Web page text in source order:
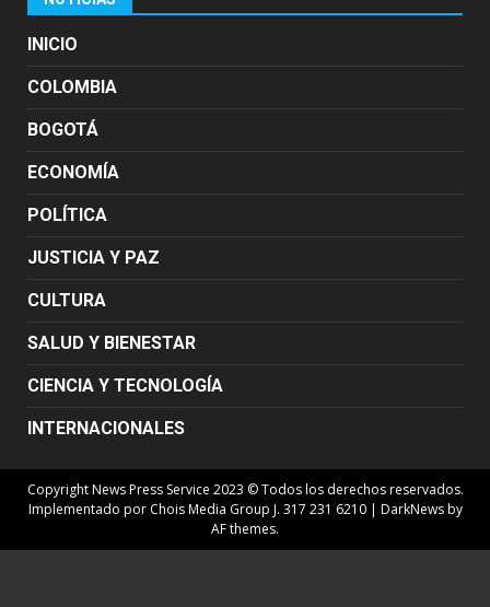
INICIO
COLOMBIA
BOGOTÁ
ECONOMÍA
POLÍTICA
JUSTICIA Y PAZ
CULTURA
SALUD Y BIENESTAR
CIENCIA Y TECNOLOGÍA
INTERNACIONALES
Copyright News Press Service 2023 © Todos los derechos reservados.
Implementado por Chois Media Group J. 317 231 6210 | DarkNewsby
AF themes.